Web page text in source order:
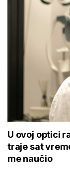
U ovoj optici
traje sat
me naučio